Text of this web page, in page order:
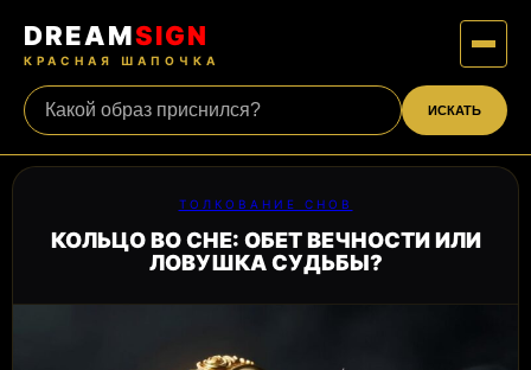
DREAMSIGN
КРАСНАЯ ШАПОЧКА
ИСКАТЬ
ТОЛКОВАНИЕ СНОВ
КОЛЬЦО ВО СНЕ: ОБЕТ ВЕЧНОСТИ ИЛИ
ЛОВУШКА СУДЬБЫ?